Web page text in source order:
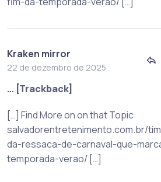
Kraken mirror
22 de dezembro de 2025
… [Trackback]
[…] Find More on on that Topic:
salvadorentretenimento.com.br/
da-ressaca-de-carnaval-que-
temporada-verao/ […]